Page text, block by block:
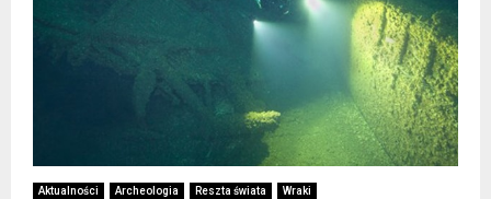
Aktualności Archeologia Reszta świata Wraki